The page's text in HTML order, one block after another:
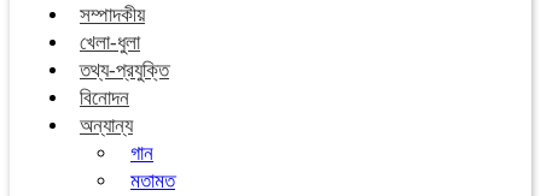
সম্পাদকীয়
খেলা-ধুলা
তথ্য-প্রযুক্তি
বিনোদন
অন্যান্য
গান
মতামত